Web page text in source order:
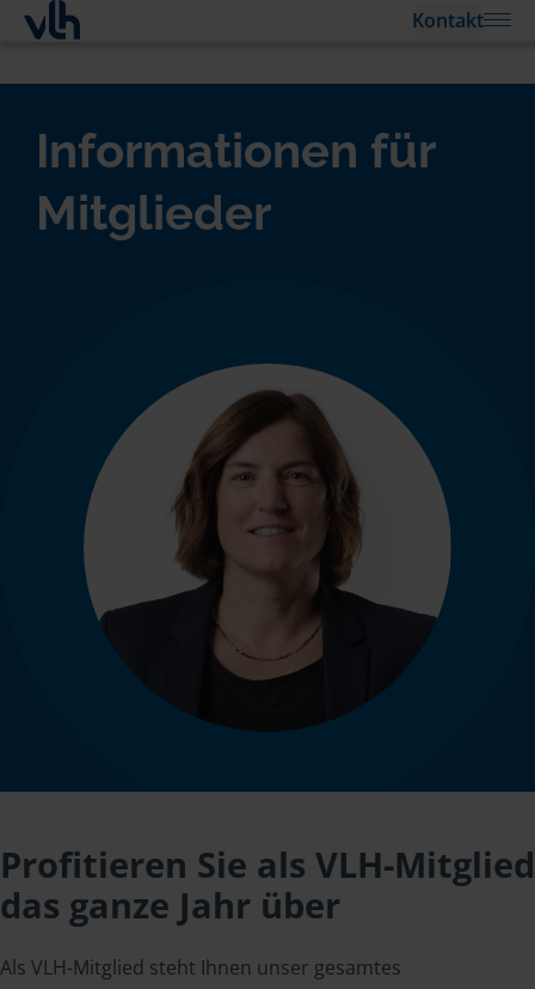
Kontakt
Informationen für
Mitglieder
Profitieren Sie als VLH-Mitglied
das ganze Jahr über
Als VLH-Mitglied steht Ihnen unser gesamtes